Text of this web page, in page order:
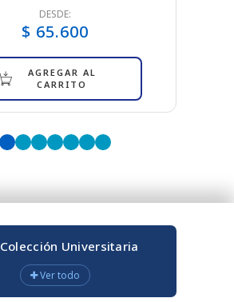
DESDE:
$ 65.600
AGREGAR AL
CARRITO
Colección Universitaria
Ver todo